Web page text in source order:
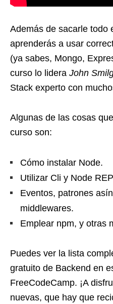
Además de sacarle todo
aprenderás a usar
(ya sabes, Mongo,
curso lo lidera John
Stack experto con
Algunas de las cosas
curso son:
Cómo instalar Node.
Utilizar Cli y Node
Eventos, patrones
middlewares.
Emplear npm, y otras
Puedes ver la lista
gratuito de Backend en
FreeCodeCamp. ¡A
nuevas, que hay que